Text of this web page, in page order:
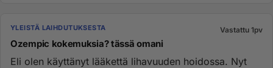
YLEISTÄ LAIHDUTUKSESTA Vastattu 1pv
Ozempic kokemuksia? tässä omani
Eli olen käyttänyt lääkettä lihavuuden hoidossa. Nyt